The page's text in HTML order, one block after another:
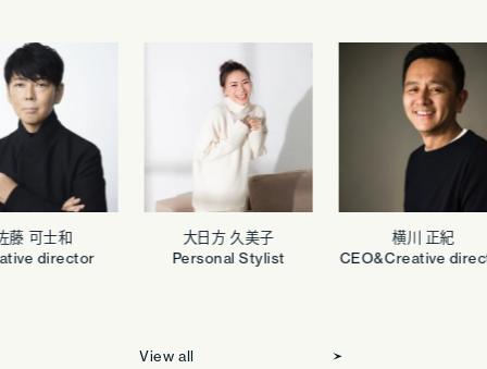
可士和
director
大日方 久美子
Personal Stylist
横川 正紀
CEO&Creative
View all